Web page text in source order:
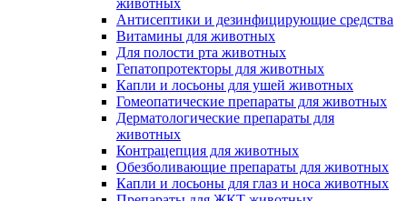
животных
Антисептики и дезинфицирующие средства
Витамины для животных
Для полости рта животных
Гепатопротекторы для животных
Капли и лосьоны для ушей животных
Гомеопатические препараты для животных
Дерматологические препараты для
животных
Контрацепция для животных
Обезболивающие препараты для животных
Капли и лосьоны для глаз и носа животных